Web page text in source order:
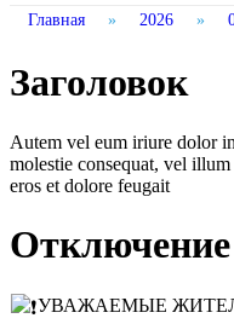
Главная » 2026 »
Заголовок
Autem vel eum iriure dolor
molestie consequat, vel
eros et dolore feugait
УВАЖАЕМЫЕ